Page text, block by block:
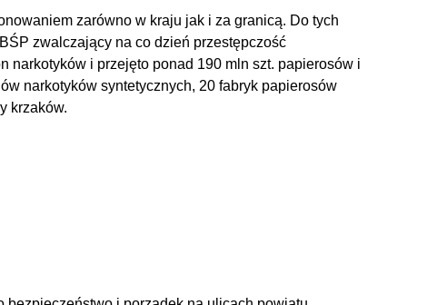
zarówno w kraju jak i za granicą. Do tych
zwalczający na co dzień przestępczość
narkotyków i przejęto ponad 190 mln szt. papierosów i
narkotyków syntetycznych, 20 fabryk papierosów
krzaków.